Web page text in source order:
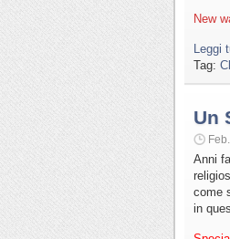
New
Leggi
Tag:
Un
Anni
come
in